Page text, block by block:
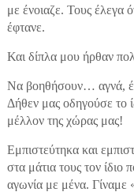
με ένοιαζε. Τους
έφτανε.
Και δίπλα μου ήρθαν
Να βοηθήσουν… αγνά,
Δήθεν μας οδηγούσε το
μέλλον της χώρας μας!
Εμπιστεύτηκα και
στα μάτια τους τον ίδιο
αγωνία με μένα. Γίναμε